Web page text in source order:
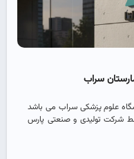
سراب
سراب دانشگاه علوم پزشکی سراب می باشد
شرکت تولیدی و صنعتی پارس